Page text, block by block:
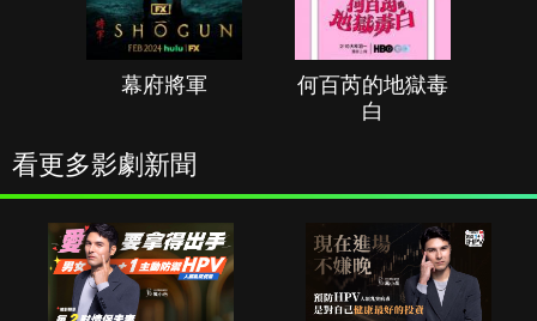
幕府將軍
何百芮的地獄毒
白
看更多影劇新聞